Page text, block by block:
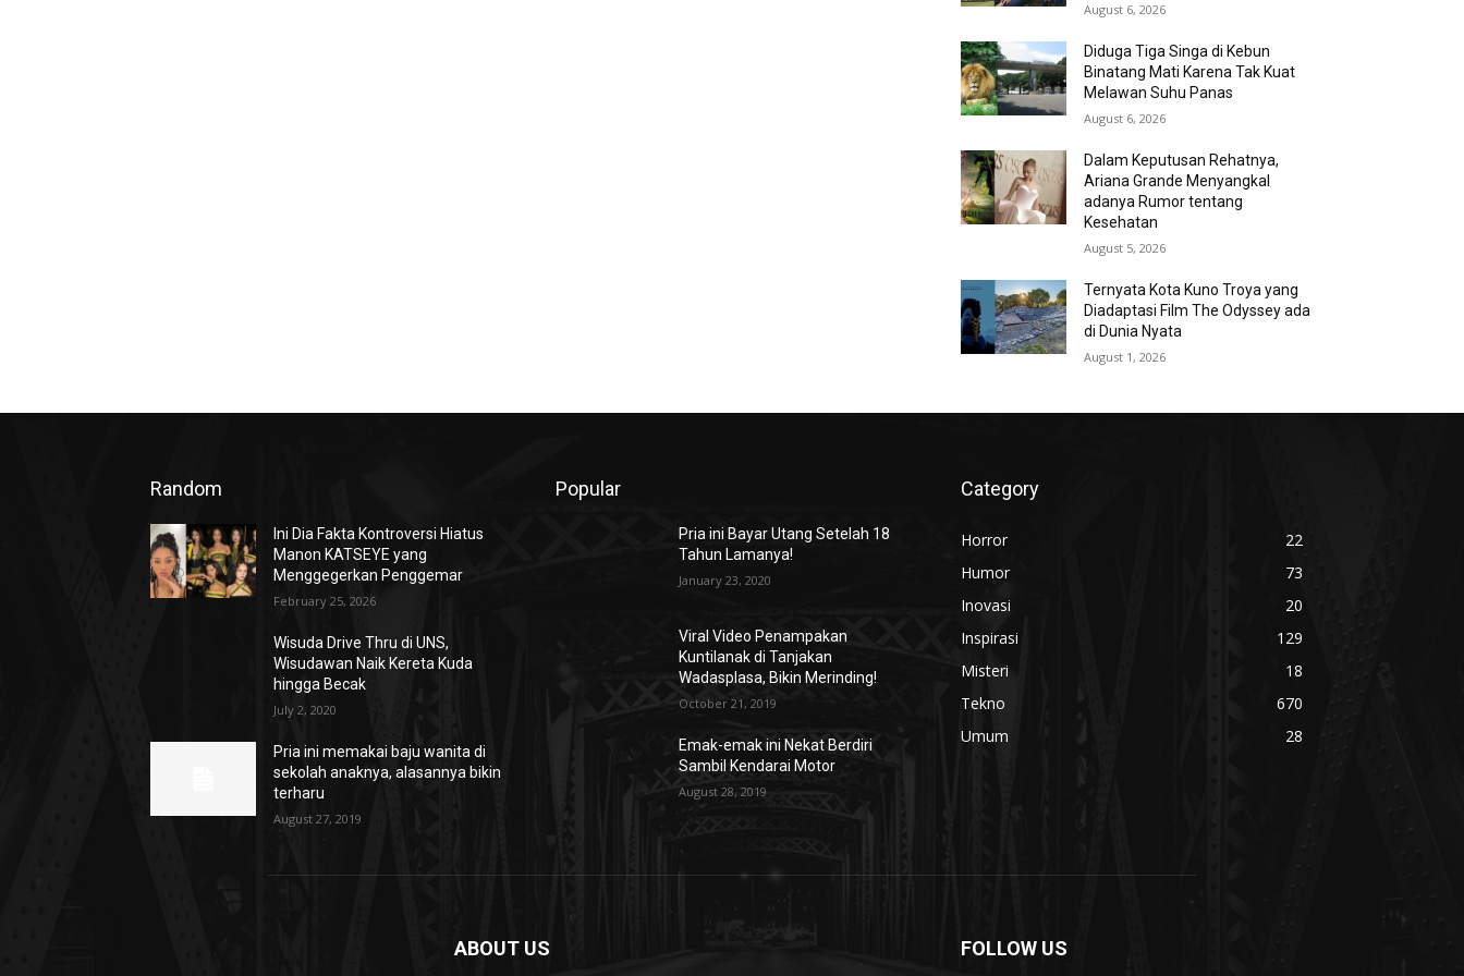
August 6, 2026
Diduga Tiga Singa di Kebun
Binatang Mati Karena Tak Kuat
Melawan Suhu Panas
August 6, 2026
Dalam Keputusan Rehatnya,
Ariana Grande Menyangkal
adanya Rumor tentang
Kesehatan
August 5, 2026
Ternyata Kota Kuno Troya yang
Diadaptasi Film The Odyssey ada
di Dunia Nyata
August 1, 2026
Random
Ini Dia Fakta Kontroversi Hiatus
Manon KATSEYE yang
Menggegerkan Penggemar
February 25, 2026
Wisuda Drive Thru di UNS,
Wisudawan Naik Kereta Kuda
hingga Becak
July 2, 2020
Pria ini memakai baju wanita di
sekolah anaknya, alasannya bikin
terharu
August 27, 2019
Popular
Pria ini Bayar Utang Setelah 18
Tahun Lamanya!
January 23, 2020
Viral Video Penampakan
Kuntilanak di Tanjakan
Wadasplasa, Bikin Merinding!
October 21, 2019
Emak-emak ini Nekat Berdiri
Sambil Kendarai Motor
August 28, 2019
Category
Horror
22
Humor
73
Inovasi
20
Inspirasi
129
Misteri
18
Tekno
670
Umum
28
ABOUT US FOLLOW US